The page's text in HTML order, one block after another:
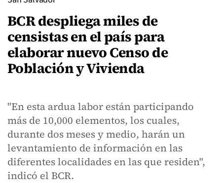
BCR despliega miles de
censistas en el país para
elaborar nuevo Censo de
Población y Vivienda
"En esta ardua labor están participando
más de 10,000 elementos, los cuales,
durante dos meses y medio, harán un
levantamiento de información en las
diferentes localidades en las que residen",
indicó el BCR.